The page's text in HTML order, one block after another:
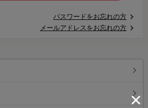
パスワードをお忘れの方
メールアドレスをお忘れの方